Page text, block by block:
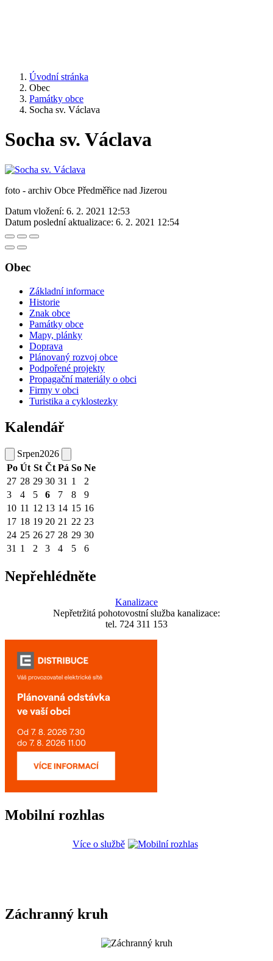
Úvodní stránka
Obec
Památky obce
Socha sv. Václava
Socha sv. Václava
foto - archiv Obce Předměřice nad Jizerou
Datum vložení: 6. 2. 2021 12:53
Datum poslední aktualizace: 6. 2. 2021 12:54
Obec
Základní informace
Historie
Znak obce
Památky obce
Mapy, plánky
Doprava
Plánovaný rozvoj obce
Podpořené projekty
Propagační materiály o obci
Firmy v obci
Turistika a cyklostezky
Kalendář
Srpen2026
Po Út St Čt Pá So Ne
27 28 29 30 31 1
2
3
4 5 6 7 8
9
10 11 12 13 14 15 16
17 18 19 20 21 22 23
24 25 26 27 28 29 30
31 1 2 3 4 5 6
Nepřehlédněte
Kanalizace
Nepřetržitá pohotovostní služba kanalizace:
tel. 724 311 153
Mobilní rozhlas
Více o službě
Záchranný kruh